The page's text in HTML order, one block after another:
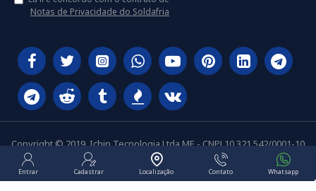
Notas de Privacidade do Soldafria
Copyright © 2019, Ichip Tecnologia Ltda ME - CNPJ 10.321.542/0001-10
Entrar Cadastrar Localização Contato Whatsapp